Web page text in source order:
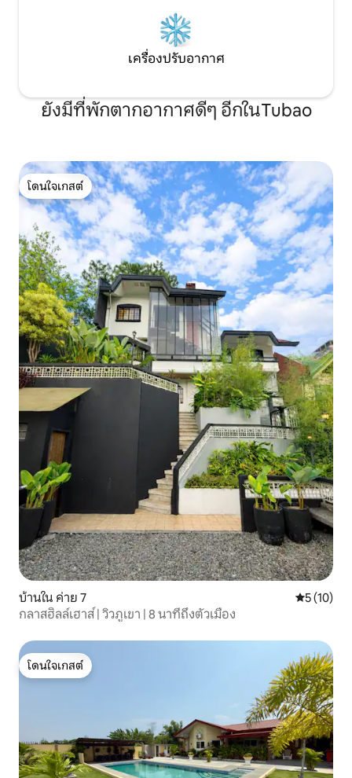
เครื่องปรับอากาศ
ยังมีที่พักตากอากาศดีๆ อีกในTubao
โดนใจเกสต์
โดนใจเกสต์
บ้านใน ค่าย 7 คะแนนเฉลี่
5 (10)
กลาสฮิลล์เฮาส์ | วิวภูเขา | 8 นาทีถึงตัวเมือง
โดนใจเกสต์
โดนใจเกสต์